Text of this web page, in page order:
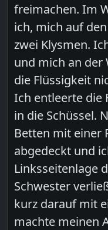
freimachen. Im
ich, mich auf
zwei Klysmen.
und mich an der
die Flüssigkeit
Ich entleerte die
in die Schüssel.
Betten mit einer
abgedeckt und
Linksseitenlage
Schwester
kurz darauf mit
machte meinen